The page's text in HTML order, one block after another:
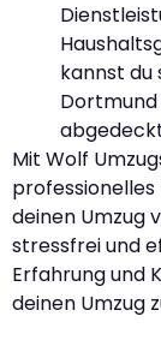
kannst du
Mit Wolf
professionelles
deinen Umzug
stressfrei und
Erfahrung und
deinen Umzug